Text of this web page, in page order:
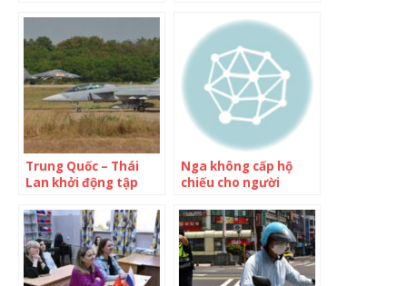
Trung Quốc – Thái
Lan khởi động tập
chung
Nga không cấp hộ
chiếu cho người